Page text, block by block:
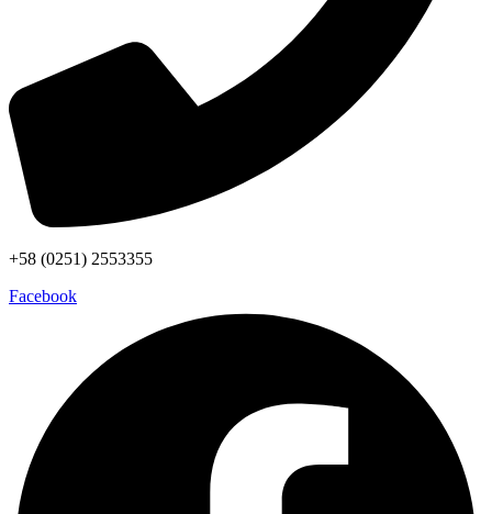
+58 (0251) 2553355
Facebook